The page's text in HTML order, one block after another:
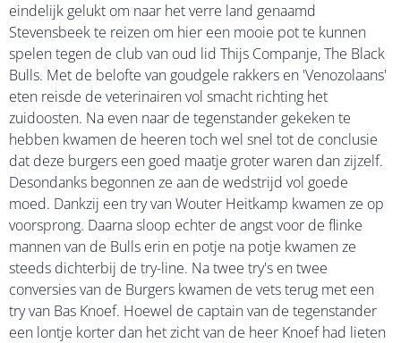
eindelijk gelukt om naar het verre land genaamd
Stevensbeek te reizen om hier een mooie pot te kunnen
spelen tegen de club van oud lid Thijs Companje, The Black
Bulls. Met de belofte van goudgele rakkers en 'Venozolaans'
eten reisde de veterinairen vol smacht richting het
zuidoosten. Na even naar de tegenstander gekeken te
hebben kwamen de heeren toch wel snel tot de conclusie
dat deze burgers een goed maatje groter waren dan zijzelf.
Desondanks begonnen ze aan de wedstrijd vol goede
moed. Dankzij een try van Wouter Heitkamp kwamen ze op
voorsprong. Daarna sloop echter de angst voor de flinke
mannen van de Bulls erin en potje na potje kwamen ze
steeds dichterbij de try-line. Na twee try's en twee
conversies van de Burgers kwamen de vets terug met een
try van Bas Knoef. Hoewel de captain van de tegenstander
een lontje korter dan het zicht van de heer Knoef had lieten